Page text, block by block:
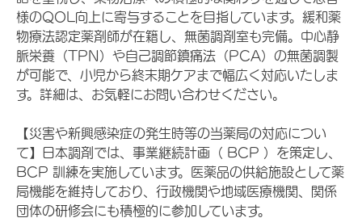
様のQOL向上に寄与することを目指しています。緩和薬
物療法認定薬剤師が在籍し、無菌調剤室も完備。中心静
脈栄養（TPN）や自己調節鎮痛法（PCA）の無菌調製
が可能で、小児から終末期ケアまで幅広く対応いたしま
す。詳細は、お気軽にお問い合わせください。
【災害や新興感染症の発生時等の当薬局の対応につい
て】日本調剤では、事業継続計画（ BCP ）を策定し、
BCP 訓練を実施しています。医薬品の供給施設として薬
局機能を維持しており、行政機関や地域医療機関、関係
団体の研修会にも積極的に参加しています。